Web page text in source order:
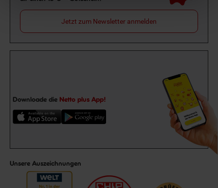
Jetzt zum Newsletter anmelden
Downloade die Netto plus App!
Unsere Auszeichnungen